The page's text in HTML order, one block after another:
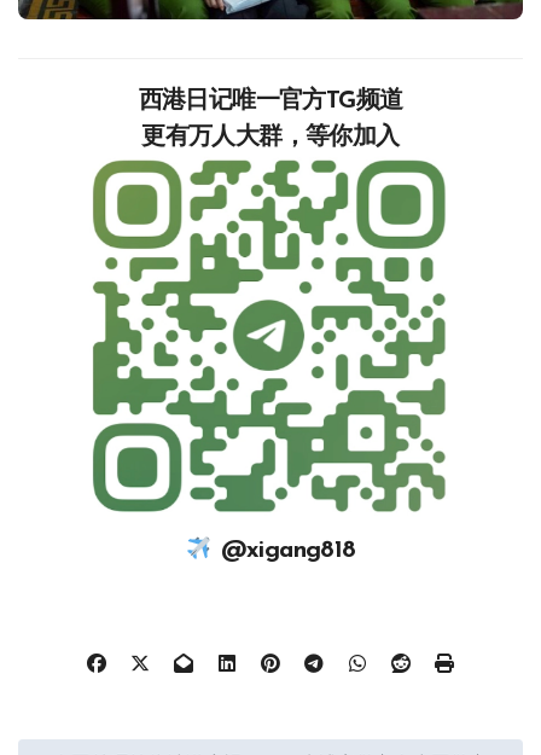
西港日记唯一官方TG频道
更有万人大群，等你加入‍‍‍‍‍‍‍‍‍‍‍‍‍
@xigang818